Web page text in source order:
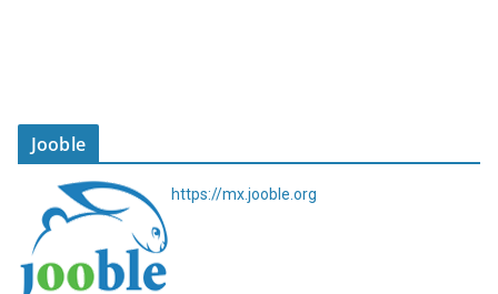
Jooble
https://mx.jooble.org